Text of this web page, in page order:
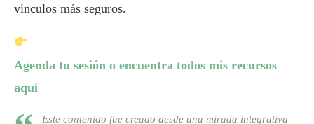
vínculos más seguros.
Agenda tu sesión o encuentra todos mis recursos
aquí
Este contenido fue creado desde una mirada integrativa